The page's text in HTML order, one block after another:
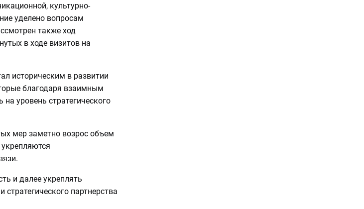
культурно-
уделено вопросам
также ход
в ходе визитов на
историческим в развитии
благодаря взаимным
уровень стратегического
мер заметно возрос объем
и далее укреплять
партнерства